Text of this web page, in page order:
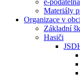
e-podatelna
Materiály
Organizace v obci
Základní
Hasiči